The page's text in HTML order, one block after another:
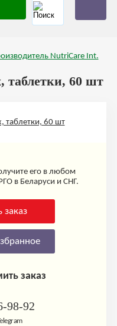
NutriCare Int.
таблетки, 60 шт
его в любом
в Беларуси и СНГ.
заказ
98-92